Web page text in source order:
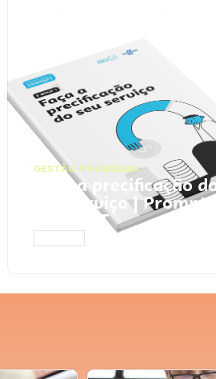
GESTÃO FINANCEIRA
Faça a precificação
seu serviço | Prompts
ChatGPT